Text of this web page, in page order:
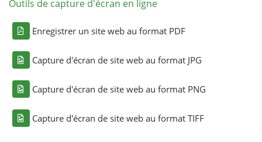
Outils de capture d'écran en ligne
Enregistrer un site web au format PDF
Capture d'écran de site web au format JPG
Capture d'écran de site web au format PNG
Capture d'écran de site web au format TIFF